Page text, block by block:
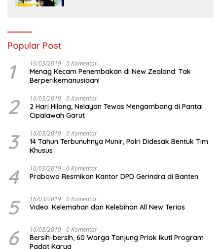
Popular Post
1 16/03/2019 0 Komentar
Menag Kecam Penembakan di New Zealand: Tak
Berperikemanusiaan!
2 16/03/2019 0 Komentar
2 Hari Hilang, Nelayan Tewas Mengambang di Pantai
Cipalawah Garut
3 16/03/2019 0 Komentar
14 Tahun Terbunuhnya Munir, Polri Didesak Bentuk Tim
Khusus
4 16/03/2019 0 Komentar
Prabowo Resmikan Kantor DPD Gerindra di Banten
5 16/03/2019 0 Komentar
Video: Kelemahan dan Kelebihan All New Terios
6 16/03/2019 0 Komentar
Bersih-bersih, 60 Warga Tanjung Priok Ikuti Program
Padat Karya